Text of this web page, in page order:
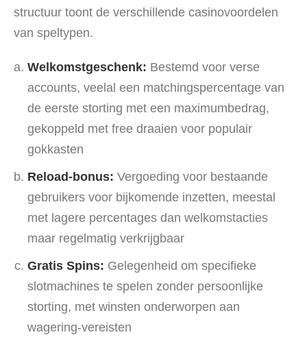
structuur toont de verschillende casinovoordelen
van speltypen.
Welkomstgeschenk: Bestemd voor verse
accounts, veelal een matchingspercentage van
de eerste storting met een maximumbedrag,
gekoppeld met free draaien voor populair
gokkasten
Reload-bonus: Vergoeding voor bestaande
gebruikers voor bijkomende inzetten, meestal
met lagere percentages dan welkomstacties
maar regelmatig verkrijgbaar
Gratis Spins: Gelegenheid om specifieke
slotmachines te spelen zonder persoonlijke
storting, met winsten onderworpen aan
wagering-vereisten